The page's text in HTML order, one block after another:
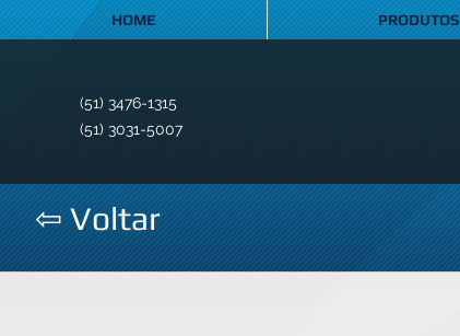
HOME PRODUTOS
(51) 3476-1315
(51) 3031-5007
⇦ Voltar